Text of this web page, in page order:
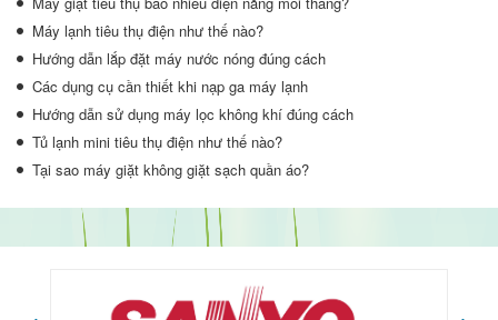
Máy lạnh tiêu thụ điện như thế nào?
Hướng dẫn lắp đặt máy nước nóng đúng cách
Các dụng cụ cần thiết khi nạp ga máy lạnh
Hướng dẫn sử dụng máy lọc không khí đúng cách
Tủ lạnh mini tiêu thụ điện như thế nào?
Tại sao máy giặt không giặt sạch quần áo?